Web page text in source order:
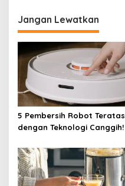
Jangan Lewatkan
5 Pembersih Robot Teratas
dengan Teknologi Canggih!